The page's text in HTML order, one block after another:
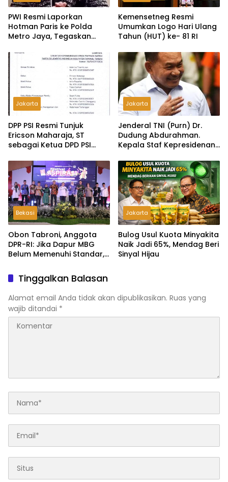
PWI Resmi Laporkan
Hotman Paris ke Polda
Metro Jaya, Tegaskan
Martabat Wartawan
Kemensetneg Resmi
Umumkan Logo Hari Ulang
Tahun (HUT) ke- 81 RI
Jakarta
DPP PSI Resmi Tunjuk
Ericson Maharaja, ST
sebagai Ketua DPD PSI
Jakarta
Jenderal TNI (Purn) Dr.
Dudung Abdurahman.
Kepala Staf Kepresidenan
MBG: Tak Sesuai Aturan di
Lapangan, Akan Dibabat
Bekasi
Obon Tabroni, Anggota
DPR-RI: Jika Dapur MBG
Belum Memenuhi Standar,
Ditutup
Jakarta
Bulog Usul Kuota Minyakita
Naik Jadi 65%, Mendag Beri
Sinyal Hijau
Tinggalkan Balasan
Alamat email Anda tidak akan dipublikasikan. Ruas yang
wajib ditandai *